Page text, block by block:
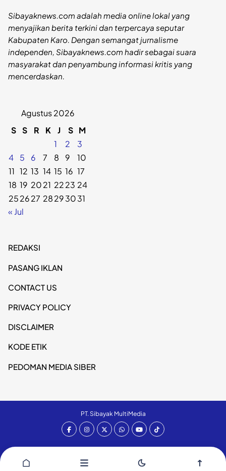
Sibayaknews.com adalah media online lokal yang
menyajikan berita terkini dan terpercaya seputar
Kabupaten Karo. Dengan semangat jurnalisme
independen, Sibayaknews.com hadir sebagai suara
masyarakat dan penyambung informasi kritis yang
mencerdaskan.
Agustus 2026
S S R K J S M
1
2
3
4
5 6 7 8 9
10
11 12 13 14 15 16 17
18 19 2021 2223 24
252627 28293031
« Jul
REDAKSI
PASANG IKLAN
CONTACT US
PRIVACY POLICY
DISCLAIMER
KODE ETIK
PEDOMAN MEDIA SIBER
PT. Sibayak MultiMedia